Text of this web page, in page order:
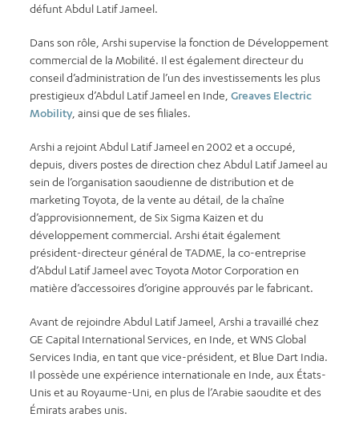
défunt Abdul Latif Jameel.
Dans son rôle, Arshi supervise la fonction de Développement
commercial de la Mobilité. Il est également directeur du
conseil d’administration de l’un des investissements les plus
prestigieux d’Abdul Latif Jameel en Inde, Greaves Electric
Mobility, ainsi que de ses filiales.
Arshi a rejoint Abdul Latif Jameel en 2002 et a occupé,
depuis, divers postes de direction chez Abdul Latif Jameel au
sein de l’organisation saoudienne de distribution et de
marketing Toyota, de la vente au détail, de la chaîne
d’approvisionnement, de Six Sigma Kaizen et du
développement commercial. Arshi était également
président-directeur général de TADME, la co-entreprise
d’Abdul Latif Jameel avec Toyota Motor Corporation en
matière d’accessoires d’origine approuvés par le fabricant.
Avant de rejoindre Abdul Latif Jameel, Arshi a travaillé chez
GE Capital International Services, en Inde, et WNS Global
Services India, en tant que vice-président, et Blue Dart India.
Il possède une expérience internationale en Inde, aux États-
Unis et au Royaume-Uni, en plus de l’Arabie saoudite et des
Émirats arabes unis.